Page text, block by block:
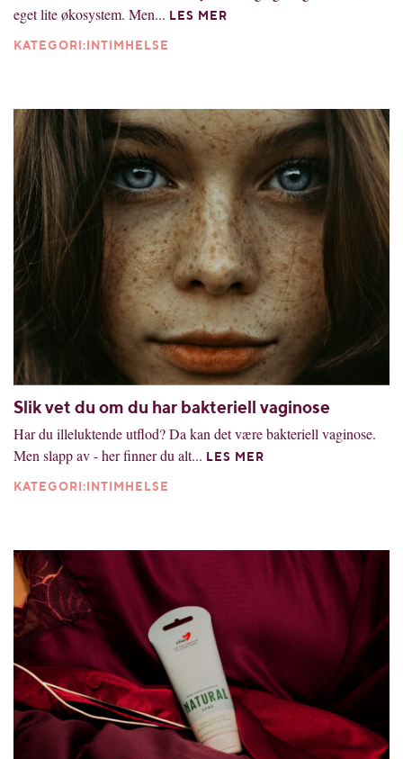
eget lite økosystem. Men...
LES MER
KATEGORI:INTIMHELSE
Slik vet du om du har bakteriell vaginose
Har du illeluktende utflod? Da kan det være bakteriell vaginose.
Men slapp av - her finner du alt...
LES MER
KATEGORI:INTIMHELSE